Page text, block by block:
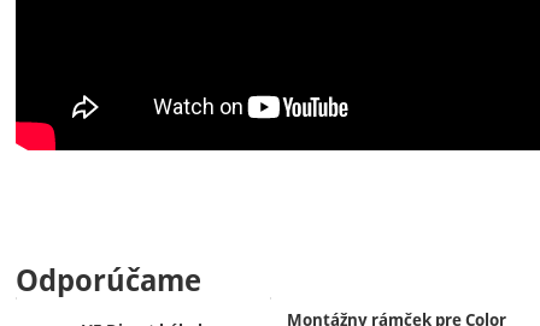
Odporúčame
Montážny rámček pre Color